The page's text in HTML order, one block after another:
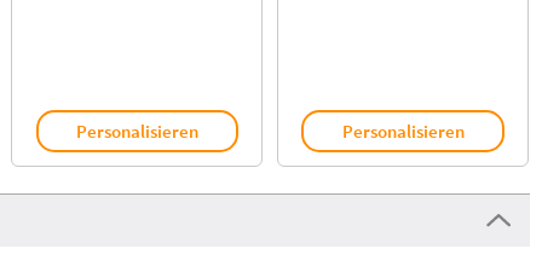
Personalisieren Personalisieren